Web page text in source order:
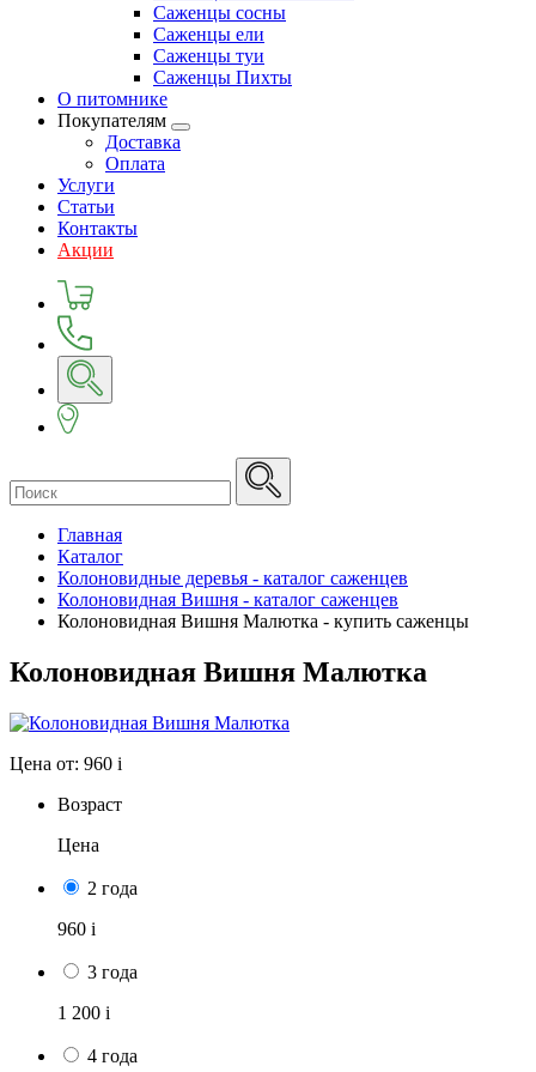
Саженцы сосны
Саженцы ели
Саженцы туи
Саженцы Пихты
О питомнике
Покупателям
Доставка
Оплата
Услуги
Статьи
Контакты
Акции
Главная
Каталог
Колоновидные деревья - каталог саженцев
Колоновидная Вишня - каталог саженцев
Колоновидная Вишня Малютка - купить саженцы
Колоновидная Вишня Малютка
Цена от: 960 i
Возраст
Цена
2 года
960 i
3 года
1 200 i
4 года